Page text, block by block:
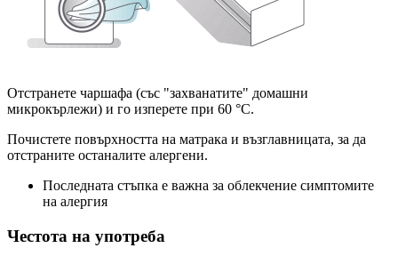
Отстранете чаршафа (със "захванатите" домашни
микрокърлежи) и го изперете при 60 °C.
Почистете повърхността на матрака и възглавницата, за да
отстраните останалите алергени.
Последната стъпка е важна за облекчение симптомите
на алергия
Честота на употреба